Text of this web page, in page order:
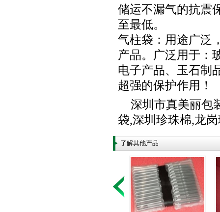
储运不漏气的抗震
至最低。
气柱袋：用途广泛
产品。广泛用于：
电子产品、玉石制
超强的保护作用！
深圳市真美丽包
袋,深圳珍珠棉,龙
了解其他产品